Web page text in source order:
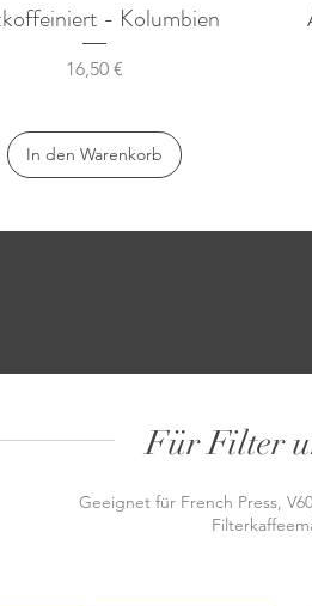
- Kolumbien
Preis
16,50 €
In den Warenkorb
Für Filter
Geeignet für French Press,